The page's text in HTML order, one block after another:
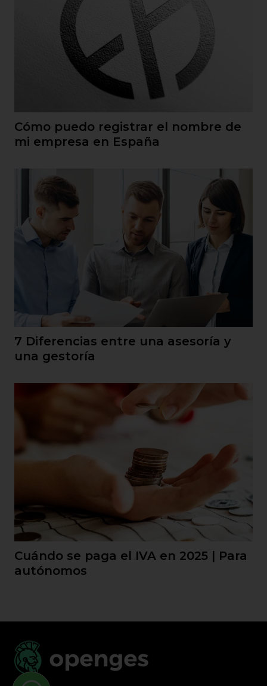
Cómo puedo registrar el nombre de
mi empresa en España
7 Diferencias entre una asesoría y
una gestoría
Cuándo se paga el IVA en 2025 | Para
autónomos